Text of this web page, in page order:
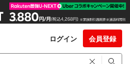
ログイン 会員登録